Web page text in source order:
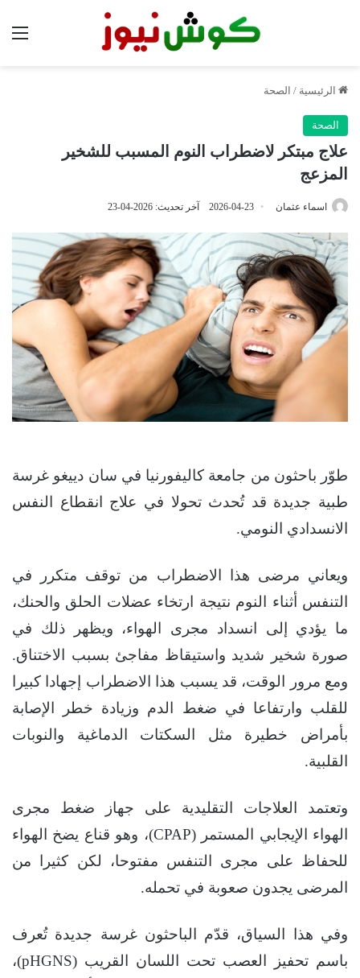
الرئيسية / الصحة
الصحة
علاج مبتكر لاضطراب النوم المسبب للشخير
المزعج
اسماء عثمان 2026-04-23 آخر تحديث: 2026-04-23
طوّر باحثون من جامعة كاليفورنيا في سان دييغو غرسة
طبية جديدة قد تُحدث تحولا في علاج انقطاع النفس
الانسدادي النومي.
ويعاني مرضى هذا الاضطراب من توقف متكرر في
التنفس أثناء النوم نتيجة ارتخاء عضلات الحلق والحنك،
ما يؤدي إلى انسداد مجرى الهواء، ويظهر ذلك في
صورة شخير شديد واستيقاظ مفاجئ بسبب الاختناق.
ومع مرور الوقت، قد يسبب هذا الاضطراب إجهادا كبيرا
للقلب وارتفاعا في ضغط الدم وزيادة خطر الإصابة
بأمراض خطيرة مثل السكتات الدماغية والنوبات
القلبية.
وتعتمد العلاجات التقليدية على جهاز ضغط مجرى
الهواء الإيجابي المستمر (CPAP)، وهو قناع يضخ الهواء
للحفاظ على مجرى التنفس مفتوحا، لكن كثيرا من
المرضى يجدون صعوبة في تحمله.
وفي هذا السياق، قدّم الباحثون غرسة جديدة تُعرف
باسم تحفيز العصب تحت اللسان القريب (pHGNS)،